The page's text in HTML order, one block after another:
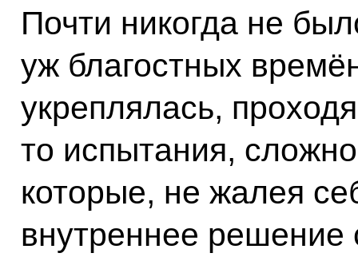
Почти никогда не
уж благостных
укреплялась,
то испытания,
которые, не жалея
внутреннее решение